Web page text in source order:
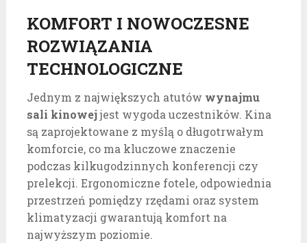
KOMFORT I NOWOCZESNE
ROZWIĄZANIA
TECHNOLOGICZNE
Jednym z największych atutów wynajmu
sali kinowejjest wygoda uczestników. Kina
są zaprojektowane z myślą o długotrwałym
komforcie, co ma kluczowe znaczenie
podczas kilkugodzinnych konferencji czy
prelekcji. Ergonomiczne fotele, odpowiednia
przestrzeń pomiędzy rzędami oraz system
klimatyzacji gwarantują komfort na
najwyższym poziomie.